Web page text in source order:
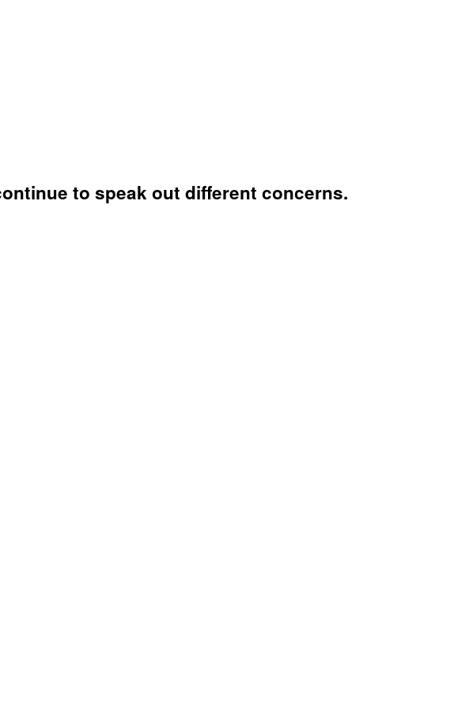
to speak out different concerns.